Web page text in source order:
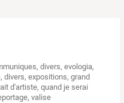
,divers,evologia,
,divers,expositions,grand
d'artiste,quand je serai
,valise